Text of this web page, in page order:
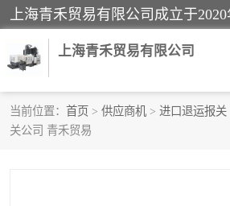
上海青禾贸易有限公司
当前位置： 首页 > 供应商机 > 进口退运报关
关公司 青禾贸易
酒类饮料报关